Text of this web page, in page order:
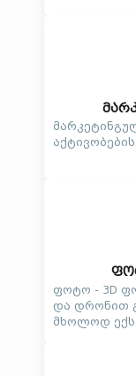
ფოტო - 3D
და დრონით
მხოლოდ